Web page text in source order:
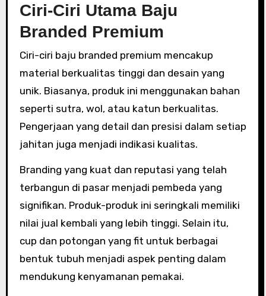
Ciri-Ciri Utama Baju
Branded Premium
Ciri-ciri baju branded premium mencakup
material berkualitas tinggi dan desain yang
unik. Biasanya, produk ini menggunakan bahan
seperti sutra, wol, atau katun berkualitas.
Pengerjaan yang detail dan presisi dalam setiap
jahitan juga menjadi indikasi kualitas.
Branding yang kuat dan reputasi yang telah
terbangun di pasar menjadi pembeda yang
signifikan. Produk-produk ini seringkali memiliki
nilai jual kembali yang lebih tinggi. Selain itu,
cup dan potongan yang fit untuk berbagai
bentuk tubuh menjadi aspek penting dalam
mendukung kenyamanan pemakai.